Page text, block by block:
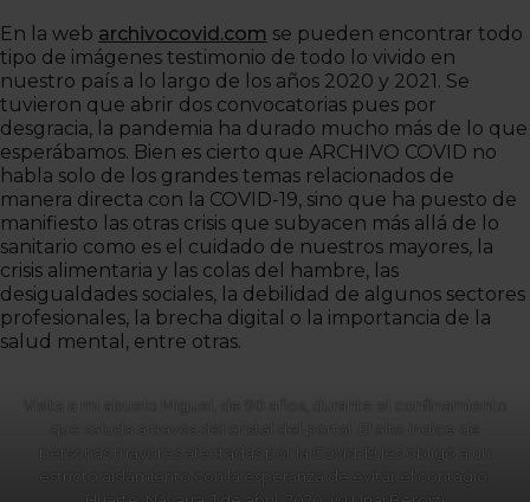
En la web archivocovid.com se pueden encontrar todo
tipo de imágenes testimonio de todo lo vivido en
nuestro país a lo largo de los años 2020 y 2021. Se
tuvieron que abrir dos convocatorias pues por
desgracia, la pandemia ha durado mucho más de lo que
esperábamos. Bien es cierto que ARCHIVO COVID no
habla solo de los grandes temas relacionados de
manera directa con la COVID-19, sino que ha puesto de
manifiesto las otras crisis que subyacen más allá de lo
sanitario como es el cuidado de nuestros mayores, la
crisis alimentaria y las colas del hambre, las
desigualdades sociales, la debilidad de algunos sectores
profesionales, la brecha digital o la importancia de la
salud mental, entre otras.
Visita a mi abuelo Miguel, de 90 años, durante el confinamiento
que saluda a través del cristal del portal. El alto índice de
personas mayores afectadas por la Covid-19 les obligó a un
estricto aislamiento con la esperanza de evitar el contagio.